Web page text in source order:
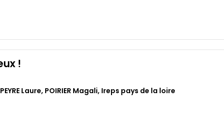
!
Laure, POIRIER Magali, Ireps pays de la loire